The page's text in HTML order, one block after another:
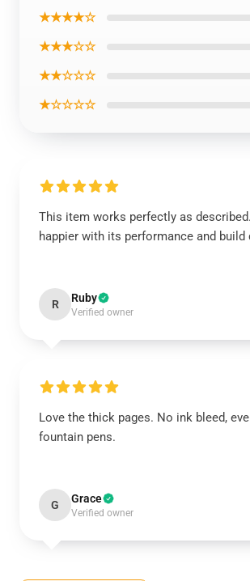
★★★★☆
★★★☆☆
★★☆☆☆
★☆☆☆☆
This item works perfectly as
happier with its performance and build
R Ruby
Verified owner
Love the thick pages. No ink bleed,
fountain pens.
G Grace
Verified owner